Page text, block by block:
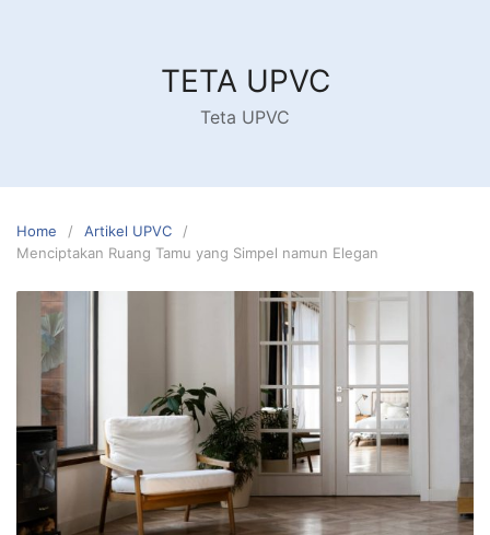
TETA UPVC
Teta UPVC
Home
Artikel UPVC
Menciptakan Ruang Tamu yang Simpel namun Elegan